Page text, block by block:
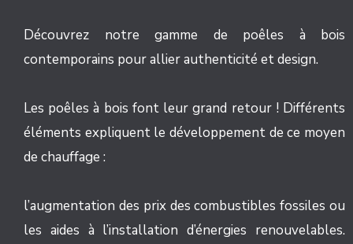
Découvrez notre gamme de poêles à bois
contemporains pour allier authenticité et design.
Les poêles à bois font leur grand retour ! Différents
éléments expliquent le développement de ce moyen
de chauffage :
l’augmentation des prix des combustibles fossiles ou
les aides à l’installation d’énergies renouvelables.